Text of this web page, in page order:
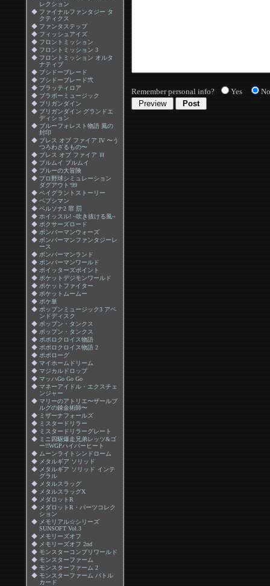
レクション
◆ ファイナルファンタジー タ
クティクス
◆ ファンタステップ
◆ フィッシュアイズ
◆ フロントミッション
◆ フロントミッション 3
◆ フロントミッション オルタ
ナティブ
◆ ブシドーブレード
◆ ブシドーブレード弐
◆ ブラッティロア
◆ ブラボーミュージック
◆ ブリガンダイン
◆ ブリガンダイン グランドエ
ディション
◆ ブルーフォレスト物語 風の
封印
◆ ブレス オブ ファイア IV 〜う
つろわざるもの〜
◆ ブレス オブ ファイア Ⅲ
◆ プルムイ プルムイ
◆ プルーの大冒険
◆ プロ野球シミュレーション
ダグアウト‘99
◆ ベイグラントストーリー
◆ ペプシマン
◆ ペルソナ2 罪 罰
◆ ホイッスル! ~吹き抜ける風~
◆ ボクサーズロード
◆ ボンバーマンウォーズ
◆ ボンバーマンファンタジーレ
ース
◆ ボンバーマンランド
◆ ボンバーマンワールド
◆ ポイッターズポイント
◆ ポケットデジモンワールド
◆ ポケットファイター
◆ ポケットムームー
◆ ポケ単
◆ ポップンミュージック3 アペ
ンドディスク
◆ ポップン・タンクス
◆ ポップン・タンクス
◆ ポポロクロイス物語
◆ ポポロクロイス物語 2
◆ ポポローグ
◆ マイホームドリーム
◆ マジカルドロップ
◆ マッハGo Go Go
◆ マネーアイドル・エクスチェ
ンジャー
◆ マリーのアトリエ〜ザールブ
ルグの錬金術師〜
◆ ミザーナフォールズ
◆ ミスタードリラー
◆ ミスタードリラーグレート
◆ ミニ四駆爆走兄弟レッツ&ゴ
ー!!WGPハイパーヒート
◆ ムーンライトシンドローム
◆ メタルギア ソリッド
◆ メタルギア ソリッド インテ
グラル
◆ メタルスラッグ
◆ メタルスラッグX
◆ メダロットR
◆ メダロットR・パーツコレク
ション
◆ メモリアル☆シリーズ
SUNSOFT Vol.3
◆ メモリーズオフ
◆ メモリーズオフ 2nd
◆ モンスターコンプリワールド
◆ モンスターファーム
◆ モンスターファーム 2
◆ モンスターファーム バトル
カード
Remember personal info? Yes No